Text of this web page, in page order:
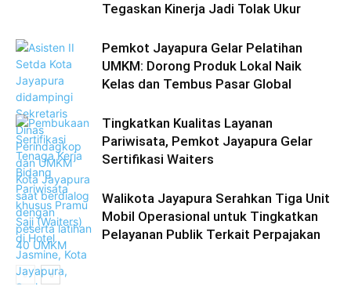
Tegaskan Kinerja Jadi Tolak Ukur
Pemkot Jayapura Gelar Pelatihan
UMKM: Dorong Produk Lokal Naik
Kelas dan Tembus Pasar Global
Tingkatkan Kualitas Layanan
Pariwisata, Pemkot Jayapura Gelar
Sertifikasi Waiters
Walikota Jayapura Serahkan Tiga Unit
Mobil Operasional untuk Tingkatkan
Pelayanan Publik Terkait Perpajakan